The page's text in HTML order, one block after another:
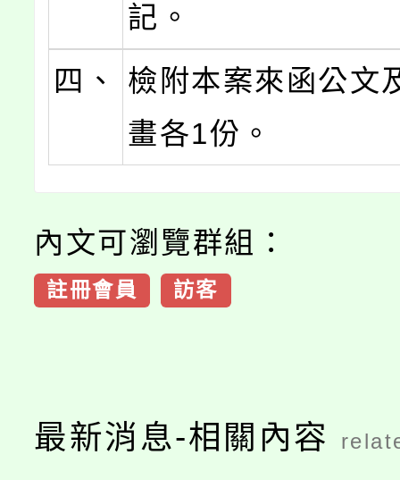
記。
四、
檢附本案來函公文
畫各1份。
內文可瀏覽群組：
註冊會員 訪客
最新消息-相關內容